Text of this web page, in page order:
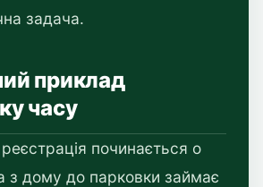
задача.
приклад
часу
починається о
з дому до парковки займає